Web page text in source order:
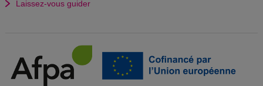
Laissez-vous guider